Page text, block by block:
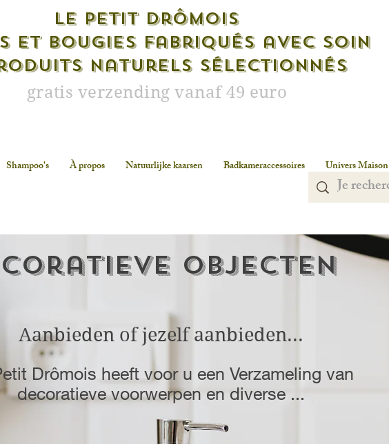
gratis verzending vanaf 49 euro
Le petit drômois
et bougies fabriqués avec soin
naturels sélectionnés
Shampoo's À propos Natuurlijke kaarsen Badkameraccessoires Univers Maison
objecten
Aanbieden of jezelf aanbieden...
Drômois heeft voor u een Verzameling van
decoratieve voorwerpen en diverse ...